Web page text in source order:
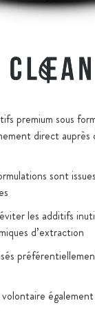
premium sous
direct
sont
les additifs
d’extraction